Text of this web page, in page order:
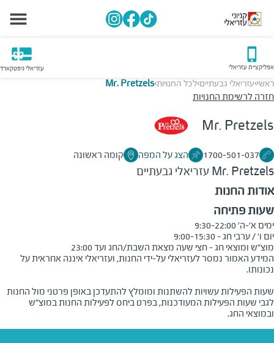
אפליקציית עזריאלי עזריאלי גיפטקארד
ראשי>עזריאלי גבעתיים>לכל החנויות>
Mr. Pretzels
חזרה לרשימת החנויות
Mr. Pretzels
1700-501-037 הצג על המפה קומה ראשונה
Mr. Pretzels עזריאלי גבעתיים
אודות החנות
שעות פתיחה
מוצ"ש ומוצאי חג - חצי שעה מצאת השבת/החג ועד 23:00
המידע האמור נמסר לעזריאלי על-ידי החנות, ועזריאלי איננה אחראית על
שעות הפעילות עשויות להשתנות ומומלץ להתעדכן באופן פרטני מול החנות
לגבי שעות הפעילות המעודכנות, בפרט ביחס לפעילות החנות במוצ"ש
ובמוצאי החג.